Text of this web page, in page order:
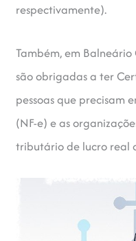
respectivamente).
Também, em
são obrigadas a ter
pessoas que precisam
(NF-e) e as
tributário de lucro real